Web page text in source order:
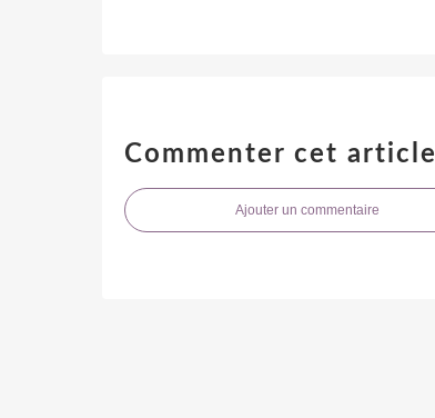
Commenter cet article
Ajouter un commentaire